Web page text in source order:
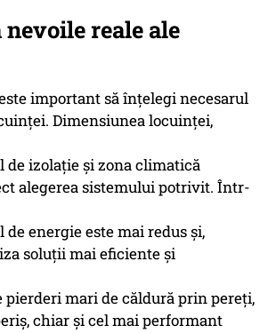
reale ale
important să înțelegi necesarul
Dimensiunea locuinței,
de izolație și zona climatică
alegerea sistemului potrivit. Într-
energie este mai redus și,
soluții mai eficiente și
pierderi mari de căldură prin pereți,
chiar și cel mai performant